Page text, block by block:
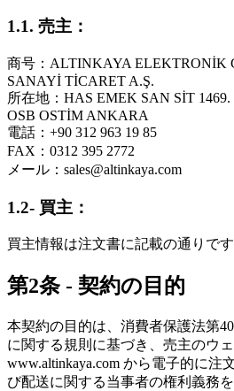
1.1. 売主：
商号：ALTINKAYA ELEKTRONİK
SANAYİ TİCARET A.Ş.
所在地：HAS EMEK SAN SİT
OSB OSTİM ANKARA
電話：+90 312 963 19 85
FAX：0312 395 2772
メール： sales@altinkaya.com
1.2- 買主：
買主情報は注文書に記載の通りです
第2条 - 契約の目的
本契約の目的は、消費者保護法第
に関する規則に基づき、売主のウ
www.altinkaya.com から電子的に注
び配送に関する当事者の権利義務